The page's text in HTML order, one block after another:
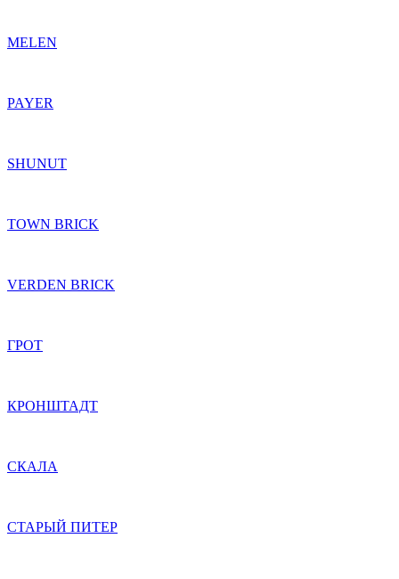
MELEN
PAYER
SHUNUT
TOWN BRICK
VERDEN BRICK
ГРОТ
КРОНШТАДТ
СКАЛА
СТАРЫЙ ПИТЕР